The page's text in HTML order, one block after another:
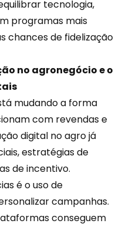
tecnologia,
programas mais
chances de fidelização
no agronegócio e o
mudando a forma
com revendas e
digital no agro já
estratégias de
de incentivo.
é o uso de
campanhas.
conseguem